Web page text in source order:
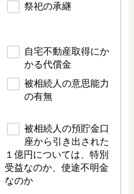
祭祀の承継
自宅不動産取得にか
かる代償金
被相続人の意思能力
の有無
被相続人の預貯金口
座から引き出された
１億円については、特別
受益なのか、使途不明金
なのか